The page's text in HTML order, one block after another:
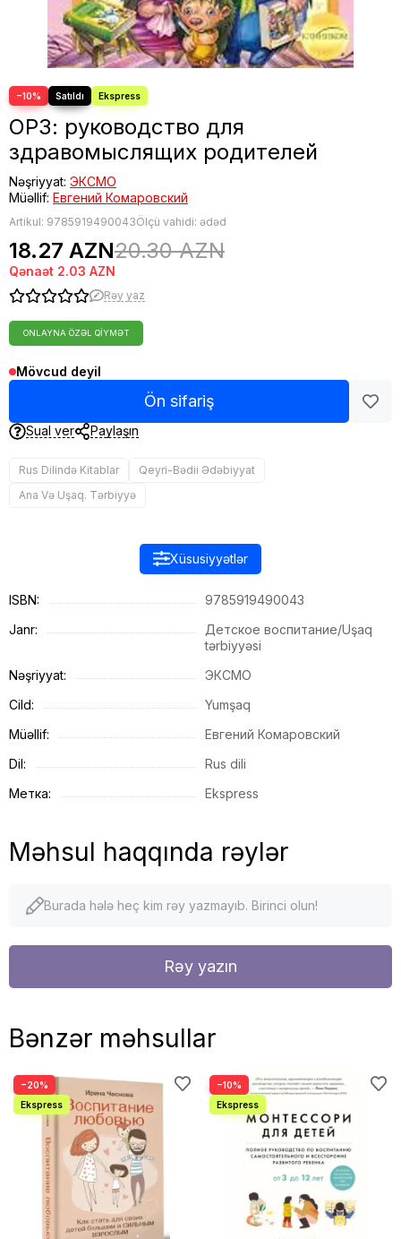
Fəlsəfə
Bestseller
−10%
ОРЗ: руководство для
здравомыслящих родителей
Nəşriyyat: ЭКСМО
Müəllif: Евгений Комаровский
Artikul: 9785919490043Ölçü vahidi: ədəd
18.27 AZN20.30 AZN
Qənaət 2.03 AZN
Rəy yaz
ONLAYNA ÖZƏL QIYMƏT
Mövcud deyil
Ön sifariş
Sual ver Paylaşın
Rus Dilində Kitablar
Qeyri-Bədii Ədəbiyyat
Ana Və Uşaq. Tərbiyyə
Xüsusiyyətlər
ISBN:
9785919490043
Janr:
Детское воспитание/Uşaq
tərbiyyəsi
Nəşriyyat:
ЭКСМО
Cild:
Yumşaq
Müəllif:
Евгений Комаровский
Dil:
Rus dili
Метка:
Ekspress
Məhsul haqqında rəylər
Burada hələ heç kim rəy yazmayıb. Birinci olun!
Rəy yazın
Bənzər məhsullar
−20% −10%